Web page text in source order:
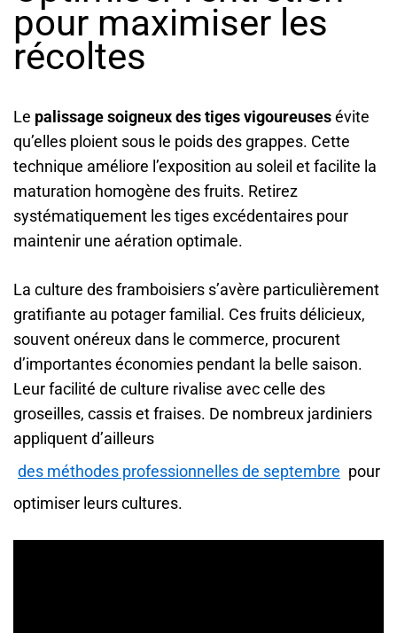
pour maximiser les
récoltes
Le palissage soigneux des tiges vigoureusesévite
qu’elles ploient sous le poids des grappes. Cette
technique améliore l’exposition au soleil et facilite la
maturation homogène des fruits. Retirez
systématiquement les tiges excédentaires pour
maintenir une aération optimale.
La culture des framboisiers s’avère particulièrement
gratifiante au potager familial. Ces fruits délicieux,
souvent onéreux dans le commerce, procurent
d’importantes économies pendant la belle saison.
Leur facilité de culture rivalise avec celle des
groseilles, cassis et fraises. De nombreux jardiniers
appliquent d’ailleurs
des méthodes professionnelles de septembre pour
optimiser leurs cultures.